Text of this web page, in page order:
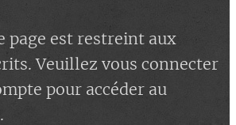
page est restreint aux
Veuillez vous connecter
pour accéder au